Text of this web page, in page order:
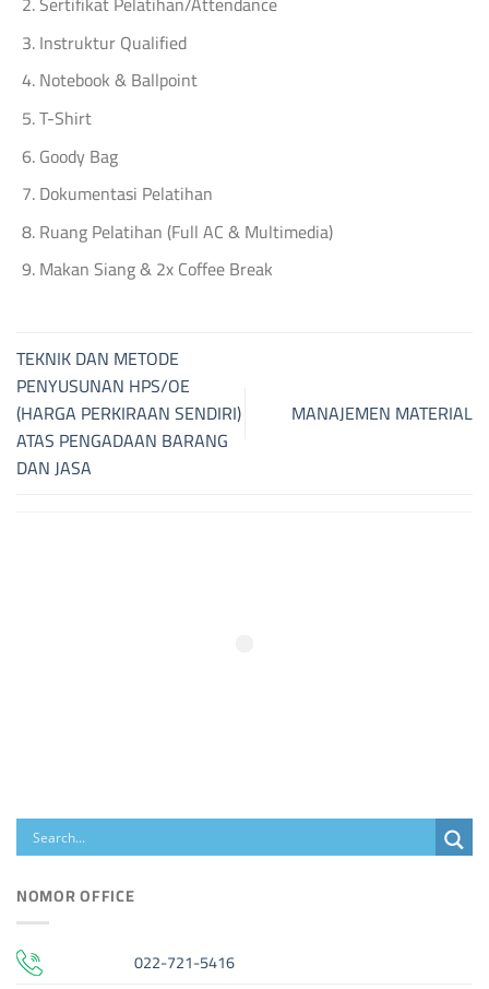
Instruktur Qualified
Notebook & Ballpoint
T-Shirt
Goody Bag
Dokumentasi Pelatihan
Ruang Pelatihan (Full AC & Multimedia)
Makan Siang & 2x Coffee Break
TEKNIK DAN METODE
PENYUSUNAN HPS/OE
(HARGA PERKIRAAN SENDIRI)
ATAS PENGADAAN BARANG
DAN JASA
MANAJEMEN MATERIAL
NOMOR OFFICE
022-721-5416